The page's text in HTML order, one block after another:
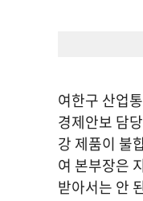
여한구 산업
경제안보 담
강 제품이 불
여 본부장은
받아서는 안